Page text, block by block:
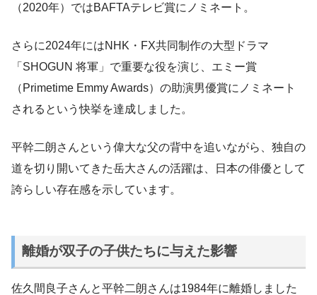
（2020年）ではBAFTAテレビ賞にノミネート。
さらに2024年にはNHK・FX共同制作の大型ドラマ
「SHOGUN 将軍」で重要な役を演じ、エミー賞
（Primetime Emmy Awards）の助演男優賞にノミネート
されるという快挙を達成しました。
平幹二朗さんという偉大な父の背中を追いながら、独自の
道を切り開いてきた岳大さんの活躍は、日本の俳優として
誇らしい存在感を示しています。
離婚が双子の子供たちに与えた影響
佐久間良子さんと平幹二朗さんは1984年に離婚しました